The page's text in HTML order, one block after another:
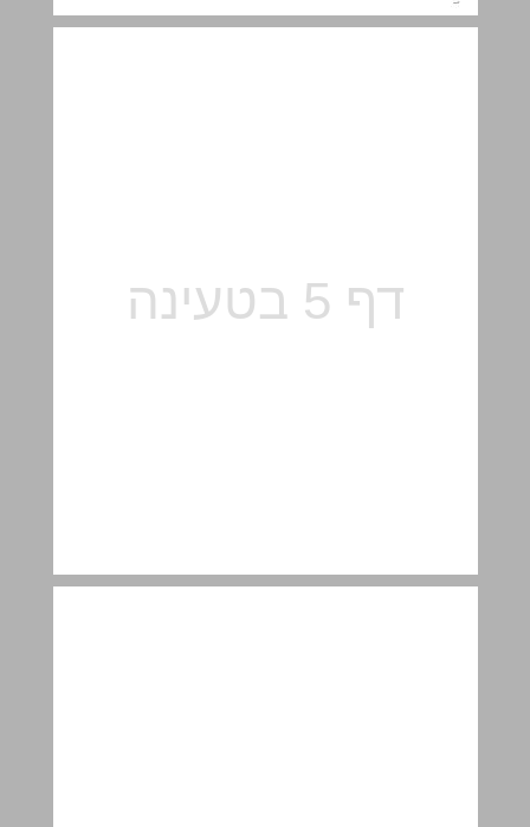
1.ב. מבנה הספר לתלמיד – "הוראות הפעלה" ... 5